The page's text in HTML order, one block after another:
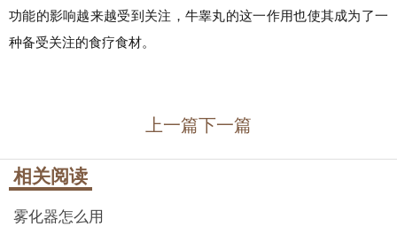
功能的影响越来越受到关注，牛睾丸的这一作用也使其成为了一
种备受关注的食疗食材。
上一篇下一篇
相关阅读
雾化器怎么用